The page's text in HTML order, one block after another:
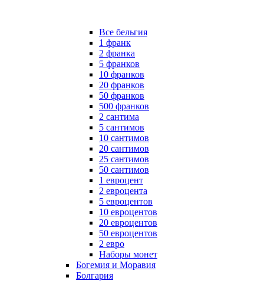
Все бельгия
1 франк
2 франка
5 франков
10 франков
20 франков
50 франков
500 франков
2 сантима
5 сантимов
10 сантимов
20 сантимов
25 сантимов
50 сантимов
1 евроцент
2 евроцента
5 евроцентов
10 евроцентов
20 евроцентов
50 евроцентов
2 евро
Наборы монет
Богемия и Моравия
Болгария